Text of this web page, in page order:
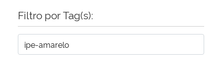
Filtro por Tag(s):